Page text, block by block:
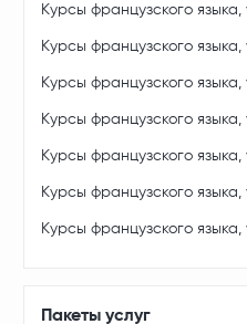
Курсы французского языка,
Курсы французского языка,
Курсы французского языка,
Курсы французского языка,
Курсы французского
Курсы французского языка,
Курсы французского языка,
Пакеты услуг